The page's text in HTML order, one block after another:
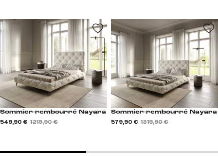
Sommier-rembourré Nayara
549,90 € 1 219,90 €
Sommier-rembourré Nayara
579,90 € 1 319,90 €